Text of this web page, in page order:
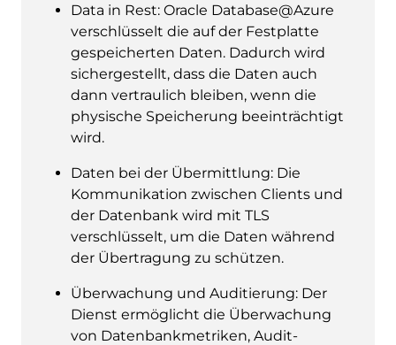
Data in Rest: Oracle Database@Azure
verschlüsselt die auf der Festplatte
gespeicherten Daten. Dadurch wird
sichergestellt, dass die Daten auch
dann vertraulich bleiben, wenn die
physische Speicherung beeinträchtigt
wird.
Daten bei der Übermittlung: Die
Kommunikation zwischen Clients und
der Datenbank wird mit TLS
verschlüsselt, um die Daten während
der Übertragung zu schützen.
Überwachung und Auditierung: Der
Dienst ermöglicht die Überwachung
von Datenbankmetriken, Audit-